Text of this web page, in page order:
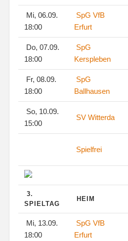
Mi, 06.09.
18:00
SpG VfB
Erfurt
Do, 07.09.
18:00
SpG
Kerspleben
Fr, 08.09.
18:00
SpG
Ballhausen
So, 10.09.
15:00
SV Witterda
Spielfrei
3.
SPIELTAG
HEIM
Mi, 13.09.
18:00
SpG VfB
Erfurt